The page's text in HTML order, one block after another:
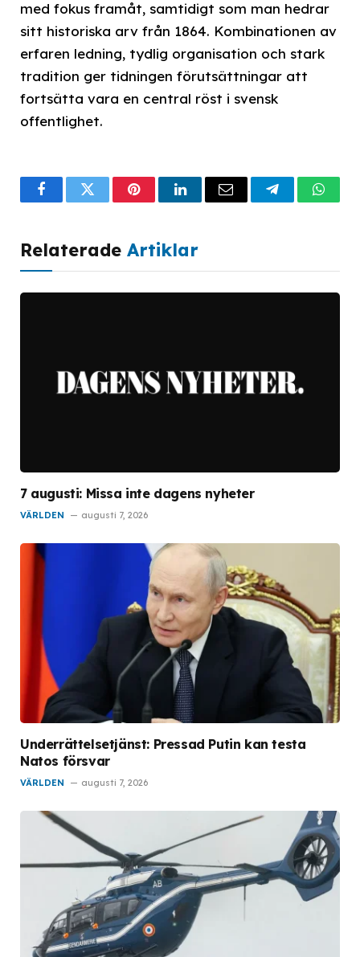
med fokus framåt, samtidigt som man hedrar
sitt historiska arv från 1864. Kombinationen av
erfaren ledning, tydlig organisation och stark
tradition ger tidningen förutsättningar att
fortsätta vara en central röst i svensk
offentlighet.
FacebookTwitterPinterestLinkedInEmail Telegram
Relaterade Artiklar
7 augusti: Missa inte dagens nyheter
VÄRLDEN augusti 7, 2026
Underrättelsetjänst: Pressad Putin kan testa
Natos försvar
VÄRLDEN augusti 7, 2026